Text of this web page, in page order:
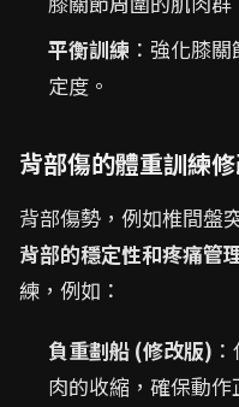
平衡訓練 ：強化膝
定度。
背部傷的體重訓練
背部傷勢，例如椎間盤
背部的穩定性和疼痛管
練，例如：
負重劃船 (修改版)
肉的收縮，確保動作